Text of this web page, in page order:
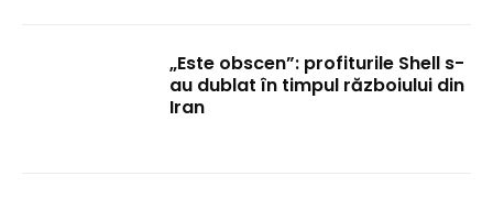
„Este obscen”: profiturile Shell s-
au dublat în timpul războiului din
Iran